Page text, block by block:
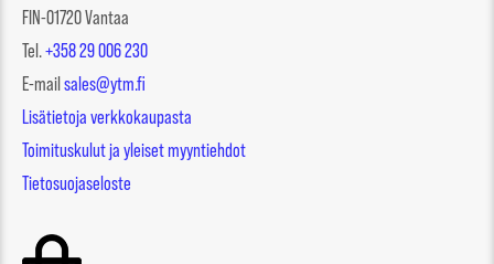
FIN-01720 Vantaa
Tel.+358 29 006 230
E-mail sales@ytm.fi
Lisätietoja verkkokaupasta
Toimituskulut ja yleiset myyntiehdot
Tietosuojaseloste